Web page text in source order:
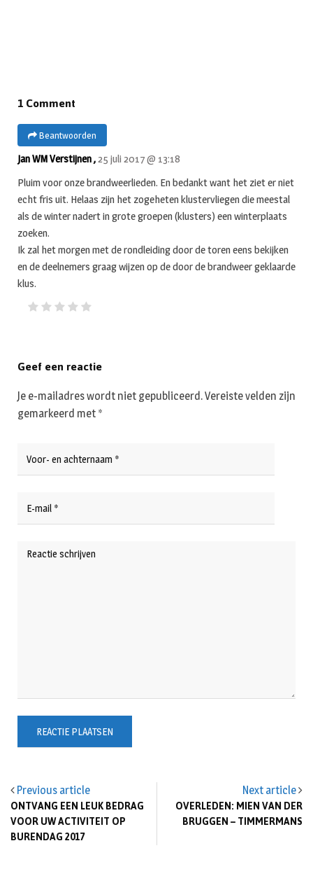
Previous article
ONTVANG EEN LEUK BEDRAG
VOOR UW ACTIVITEIT OP
BURENDAG 2017
Next article
OVERLEDEN: MIEN VAN DER
BRUGGEN – TIMMERMANS
1 Comment
Beantwoorden
Jan WM Verstijnen ,25 juli 2017 @ 13:18
Pluim voor onze brandweerlieden. En bedankt want het ziet er niet
echt fris uit. Helaas zijn het zogeheten klustervliegen die meestal
als de winter nadert in grote groepen (klusters) een winterplaats
zoeken.
Ik zal het morgen met de rondleiding door de toren eens bekijken
en de deelnemers graag wijzen op de door de brandweer geklaarde
klus.
Geef een reactie
Je e-mailadres wordt niet gepubliceerd.Vereiste velden zijn
gemarkeerd met *